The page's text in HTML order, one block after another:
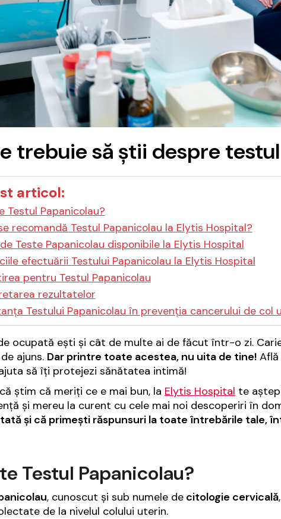
trebuie să știi despre
articol:
Testul Papanicolau?
recomandă Testul Papanicolau la Elytis Hospital?
Teste Papanicolau disponibile la Elytis Hospital
efectuării Testului Papanicolau la Elytis Hospital
pentru Testul Papanicolau
rezultatelor
Testului Papanicolau în prevenția cancerului de col
ocupată ești și cât de multe ai de făcut într-o zi.
ajuns. Dar printre toate acestea, nu uita de tine!
să îți protejezi sănătatea intimă!
știm că meriți ce e mai bun, la Elytis Hospital te
și mereu la curent cu cele mai noi descoperiri în
și că primești răspunsuri la toate întrebările tale,
Testul Papanicolau?
, cunoscut și sub numele de citologie cervicală
de la nivelul colului uterin.